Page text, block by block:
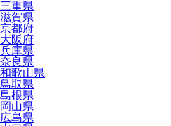
三重県
滋賀県
京都府
大阪府
兵庫県
奈良県
和歌山県
鳥取県
島根県
岡山県
広島県